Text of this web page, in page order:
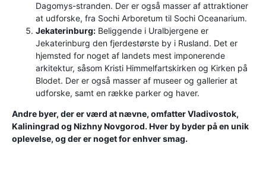
Dagomys-stranden. Der er også masser af attraktioner
at udforske, fra Sochi Arboretum til Sochi Oceanarium.
Jekaterinburg: Beliggende i Uralbjergene er
Jekaterinburg den fjerdestørste by i Rusland. Det er
hjemsted for noget af landets mest imponerende
arkitektur, såsom Kristi Himmelfartskirken og Kirken på
Blodet. Der er også masser af museer og gallerier at
udforske, samt en række parker og haver.
Andre byer, der er værd at nævne, omfatter Vladivostok,
Kaliningrad og Nizhny Novgorod. Hver by byder på en unik
oplevelse, og der er noget for enhver smag.